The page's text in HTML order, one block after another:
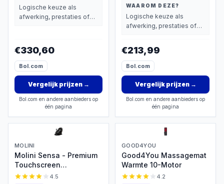
Logische keuze als
afwerking, prestaties of
€330,60
Bol.com
Vergelijk prijzen→
Bol.com en andere aanbieders op
één pagina
WAAROM DEZE?
Logische keuze als
afwerking, prestaties of
€213,99
Bol.com
Vergelijk prijzen→
Bol.com en andere aanbieders op
één pagina
MOLINI
Molini Sensa - Premium
Touchscreen
Massagestoel
4.5
GOOD4YOU
Good4You Massagemat
Warmte 10-Motor
4.2